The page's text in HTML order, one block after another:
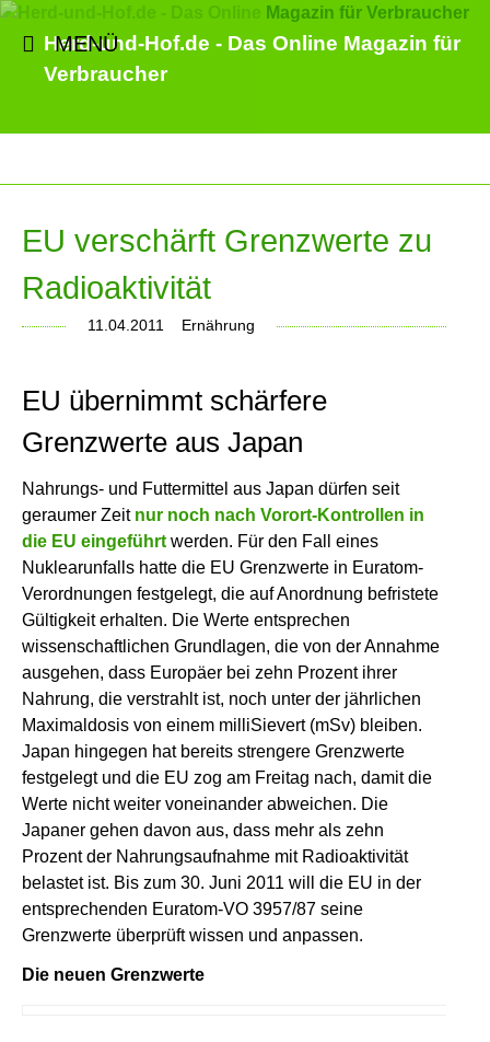
Herd-und-Hof.de - Das Online Magazin für
Verbraucher
MENÜ
EU verschärft Grenzwerte zu
Radioaktivität
11.04.2011 Ernährung
EU übernimmt schärfere
Grenzwerte aus Japan
Nahrungs- und Futtermittel aus Japan dürfen seit
geraumer Zeit nur noch nach Vorort-Kontrollen in
die EU eingeführt werden. Für den Fall eines
Nuklearunfalls hatte die EU Grenzwerte in Euratom-
Verordnungen festgelegt, die auf Anordnung befristete
Gültigkeit erhalten. Die Werte entsprechen
wissenschaftlichen Grundlagen, die von der Annahme
ausgehen, dass Europäer bei zehn Prozent ihrer
Nahrung, die verstrahlt ist, noch unter der jährlichen
Maximaldosis von einem milliSievert (mSv) bleiben.
Japan hingegen hat bereits strengere Grenzwerte
festgelegt und die EU zog am Freitag nach, damit die
Werte nicht weiter voneinander abweichen. Die
Japaner gehen davon aus, dass mehr als zehn
Prozent der Nahrungsaufnahme mit Radioaktivität
belastet ist. Bis zum 30. Juni 2011 will die EU in der
entsprechenden Euratom-VO 3957/87 seine
Grenzwerte überprüft wissen und anpassen.
Die neuen Grenzwerte